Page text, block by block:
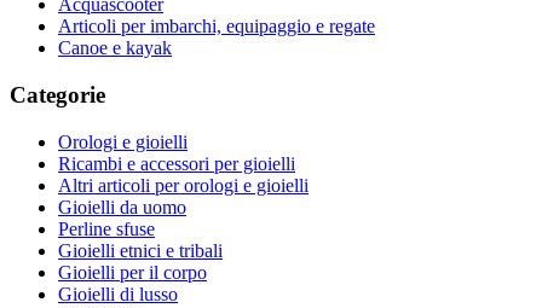
Acquascooter
Articoli per imbarchi, equipaggio e regate
Canoe e kayak
Categorie
Orologi e gioielli
Ricambi e accessori per gioielli
Altri articoli per orologi e gioielli
Gioielli da uomo
Perline sfuse
Gioielli etnici e tribali
Gioielli per il corpo
Gioielli di lusso